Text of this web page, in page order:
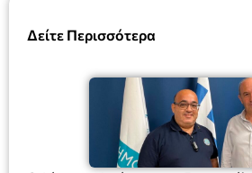
Δείτε Περισσότερα